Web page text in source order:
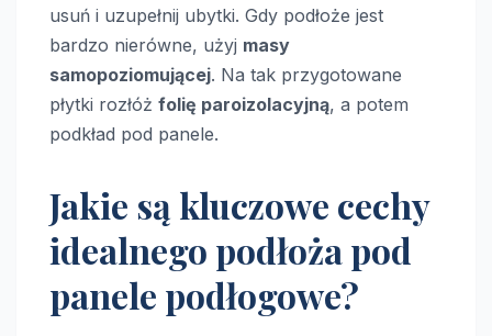
usuń i uzupełnij ubytki. Gdy podłoże jest
bardzo nierówne, użyj masy
samopoziomującej. Na tak przygotowane
płytki rozłóż folię paroizolacyjną, a potem
podkład pod panele.
Jakie są kluczowe cechy
idealnego podłoża pod
panele podłogowe?